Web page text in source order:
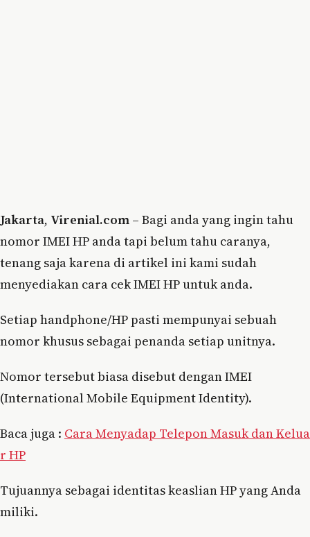
Jakarta, Virenial.com – Bagi anda yang ingin tahu
nomor IMEI HP anda tapi belum tahu caranya,
tenang saja karena di artikel ini kami sudah
menyediakan cara cek IMEI HP untuk anda.
Setiap handphone/HP pasti mempunyai sebuah
nomor khusus sebagai penanda setiap unitnya.
Nomor tersebut biasa disebut dengan IMEI
(International Mobile Equipment Identity).
Baca juga : Cara Menyadap Telepon Masuk dan Kelua
r HP
Tujuannya sebagai identitas keaslian HP yang Anda
miliki.